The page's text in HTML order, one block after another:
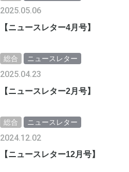
【ニュースレター4月号】
2025.05.06
【ニュースレター2月号】
2025.04.23
総合 ニュースレター
【ニュースレター12月号】
2024.12.02
総合 ニュースレター